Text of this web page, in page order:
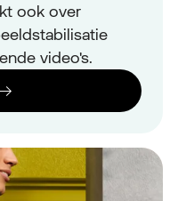
ook over
video's.